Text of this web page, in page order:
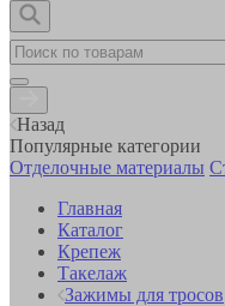
Назад
Популярные категории
Отделочные материалы
Главная
Каталог
Крепеж
Такелаж
Зажимы для тросов